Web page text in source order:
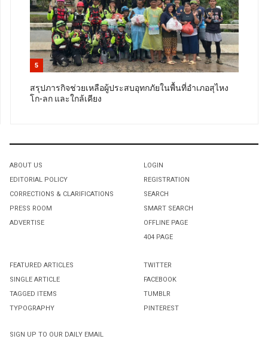
5
สรุปภารกิจช่วยเหลือผู้ประสบอุทกภัยในพื้นที่อำเภอสุไหง
โก-ลก และใกล้เคียง
ABOUT US
EDITORIAL POLICY
CORRECTIONS & CLARIFICATIONS
PRESS ROOM
ADVERTISE
LOGIN
REGISTRATION
SEARCH
SMART SEARCH
OFFLINE PAGE
404 PAGE
FEATURED ARTICLES
SINGLE ARTICLE
TAGGED ITEMS
TYPOGRAPHY
TWITTER
FACEBOOK
TUMBLR
PINTEREST
SIGN UP TO OUR DAILY EMAIL